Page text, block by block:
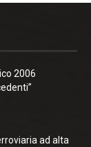
2006
ad alta